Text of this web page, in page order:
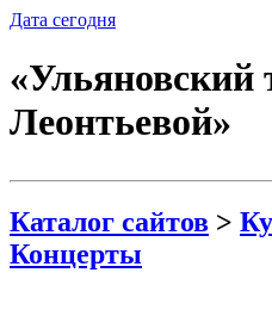
Дата сегодня
Леонтьевой»
Каталог сайтов >
Концерты